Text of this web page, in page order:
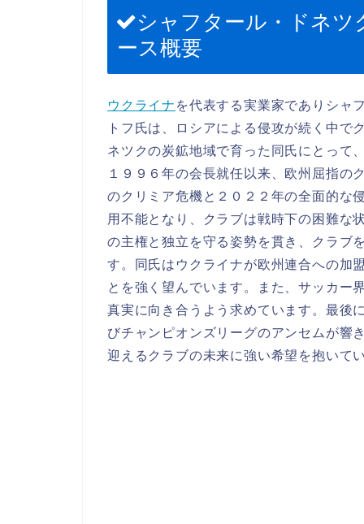
シャフタール・ドネ
ース概要
ウクライナ を代表する実業家でありシャ
トフ氏は、ロシアによる侵攻が続く中
ネツクの炭鉱地域で育った同氏にとって
１９９６年の会長就任以来、欧州屈指の
のクリミア危機と２０２２年の全面的な
用不能となり、クラブは戦時下の困難な
の主権と独立を守る姿勢を貫き、クラブ
す。同氏はウクライナが欧州連合への加
とを強く望んでいます。また、サッカー
真実に向き合うよう求めています。最後
びチャンピオンズリーグのアンセムが響
迎えるクラブの未来に強い希望を抱いて